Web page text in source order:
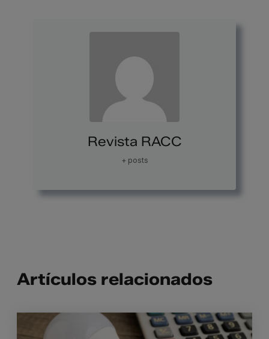
Revista RACC
+ posts
Artículos relacionados